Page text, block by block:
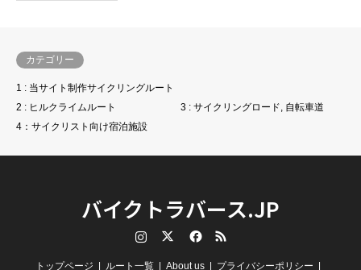
カテゴリー
1 : 当サイト制作サイクリングルート
2 : ヒルクライムルート
3 : サイクリングロード, 自転車道
4：サイクリスト向け宿泊施設
バイクトラバース.JP
RSS
トップページ ルート一覧 About us プライバシーポリシー